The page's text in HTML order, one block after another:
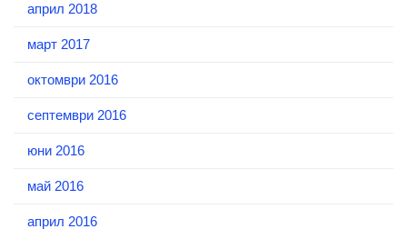
април 2018
март 2017
октомври 2016
септември 2016
юни 2016
май 2016
април 2016